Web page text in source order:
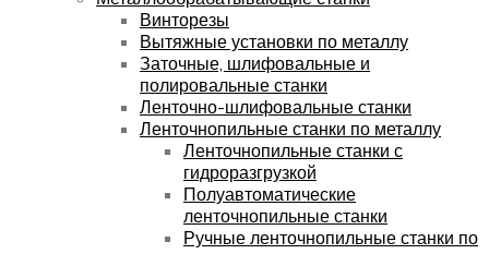
Винторезы
Вытяжные установки по металлу
Заточные, шлифовальные и
полировальные станки
Ленточно-шлифовальные станки
Ленточнопильные станки по металлу
Ленточнопильные станки с
гидроразгрузкой
Полуавтоматические
ленточнопильные станки
Ручные ленточнопильные станки по